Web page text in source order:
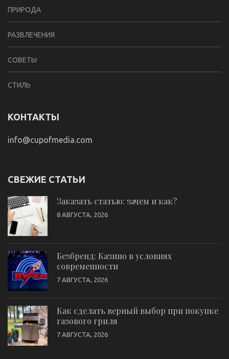
ПРИРОДА
РАЗВЛЕЧЕНИЯ
СОВЕТЫ
СТИЛЬ
КОНТАКТЫ
info@cupofmedia.com
СВЕЖИЕ СТАТЬИ
Заказать статью: зачем и как?
8 АВГУСТА, 2026
Безбренд: Казино в условиях
современности
7 АВГУСТА, 2026
Как сделать верный выбор при покупке
газового гриля
7 АВГУСТА, 2026